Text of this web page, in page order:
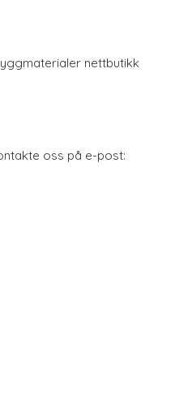
nettbutikk
oss på e-post: